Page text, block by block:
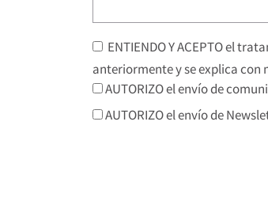
ENTIENDO Y ACEPTO el
anteriormente y se explica con
AUTORIZO el envío de
AUTORIZO el envío de